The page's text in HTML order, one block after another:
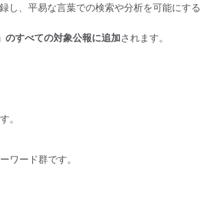
し、平易な言葉での検索や分析を可能にする
すべての対象公報に追加されます。
。
ワード群です。